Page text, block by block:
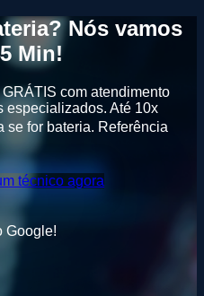
? Nós vamos
Min!
com atendimento
especializados. Até 10x
se for bateria. Referência
técnico agora
Goog e!